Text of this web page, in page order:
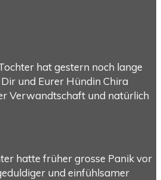
hat gestern noch lange
und Eurer Hündin Chira
Verwandtschaft und natürlich
hatte früher grosse Panik vor
und einfühlsamer